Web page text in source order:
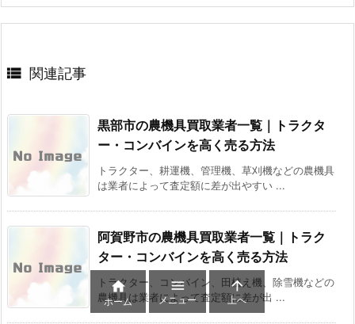
 関連記事
黒部市の農機具買取業者一覧｜トラクタ
ー・コンバインを高く売る方法
トラクター、耕運機、管理機、草刈機などの農機具
は業者によって査定額に差が出やすい ...
阿賀野市の農機具買取業者一覧｜トラク
ター・コンバインを高く売る方法
トラクター、コンバイン、田植え機、除雪機などの
農機具は業者によって査定額に差が出 ...

ホーム

メニュー

上へ